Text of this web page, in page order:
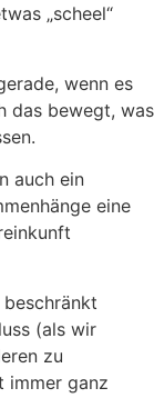
„scheel“
wenn es
das bewegt, was
auch ein
eine
(als wir
zu
immer ganz